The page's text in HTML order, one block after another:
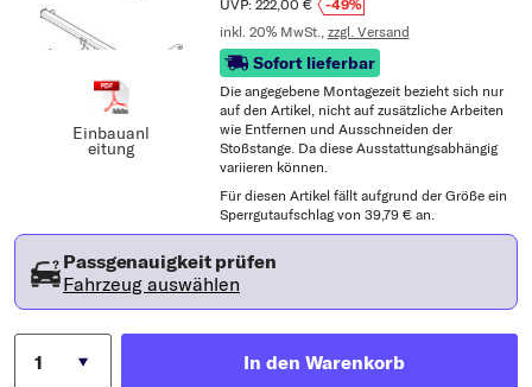
Einbauanl
eitung
UVP: 222,00 €
-49%
inkl. 20% MwSt., zzgl. Versand
Sofort lieferbar
Die angegebene Montagezeit bezieht sich nur
auf den Artikel, nicht auf zusätzliche Arbeiten
wie Entfernen und Ausschneiden der
Stoßstange. Da diese Ausstattungsabhängig
variieren können.
Für diesen Artikel fällt aufgrund der Größe ein
Sperrgutaufschlag von 39,79 € an.
Passgenauigkeit prüfen
Fahrzeug auswählen
In den Warenkorb